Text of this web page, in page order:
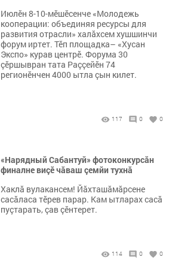
Июлӗн 8-10-мӗшӗсенче «Молодежь
кооперации: объединяя ресурсы для
развития отрасли» халăхсем хушшинчи
форум иртет. Тӗп площадка– «Хусан
Экспо» курав центрӗ. Форума 30
çӗршывран тата Раççейӗн 74
регионӗнчен 4000 ытла çын килет.
117 0 0
«Нарядный Сабантуй» фотоконкурсăн
финалне виçӗ чăваш çемйи тухнă
Хаклă вулакансем! Йăхташăмăрсене
сасăласа тӗрев парар. Кам ытларах сасă
пуçтарать, çав çӗнтерет.
114 0 0